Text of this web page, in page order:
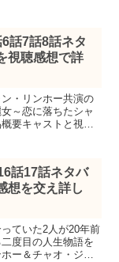
ゲームやアニメな
話7話8話ネタ
視聴感想で詳
・リンホー共演の
～恋に落ちたシャ
要キャストと視聴
を詳しく紹介
話17話ネタバ
想を交え詳し
っていた2人が20年前
度目の人生物語を
ー＆チャオ・ジン